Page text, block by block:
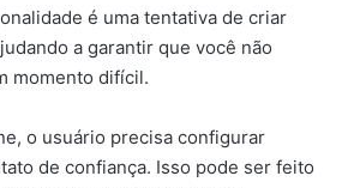
é uma tentativa de criar
a garantir que você não
momento difícil.
o usuário precisa configurar
de confiança. Isso pode ser feito